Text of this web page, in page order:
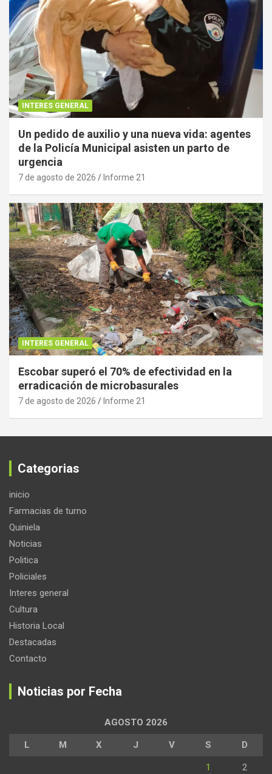
INTERES GENERAL
Un pedido de auxilio y una nueva vida: agentes
de la Policía Municipal asisten un parto de
urgencia
7 de agosto de 2026 Informe 21
INTERES GENERAL
Escobar superó el 70% de efectividad en la
erradicación de microbasurales
7 de agosto de 2026 Informe 21
Categorias
inicio
Farmacias de turno
Quiniela
Noticias
Politica
Policiales
Interes general
Cultura
Historia Local
Destacadas
Contacto
Noticias por Fecha
AGOSTO 2026
L M X J V S D
1 2